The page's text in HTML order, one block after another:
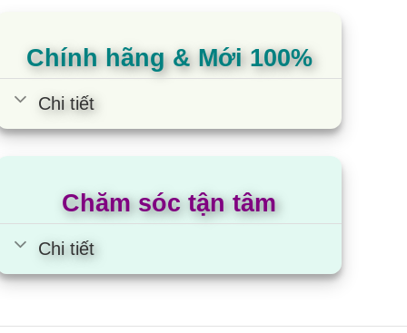
chuyền công nghệ hiện đại đảm bảo chất
ngày mua nhưng không quá 33 tháng kể từ
kinh doanh, thời gian bảo hành là 9 tháng
hơn mà vẫn mang lại hiệu quả giặt cao, vận
Chính hãng & Mới 100%
Chi tiết
Chăm sóc tận tâm
Chi tiết